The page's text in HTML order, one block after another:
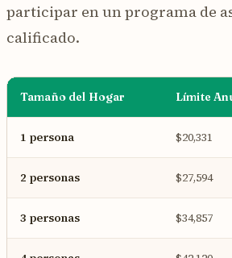
participar en un programa de
calificado.
Tamaño del Hogar Límite
1 persona $20,331
2 personas $27,594
3 personas $34,857